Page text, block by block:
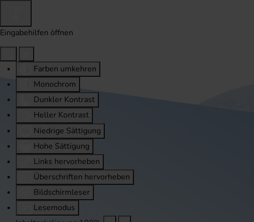
Eingabehilfen öffnen
Farben umkehren
Monochrom
Dunkler Kontrast
Heller Kontrast
Niedrige Sättigung
Hohe Sättigung
Links hervorheben
Überschriften hervorheben
Bildschirmleser
Lesemodus